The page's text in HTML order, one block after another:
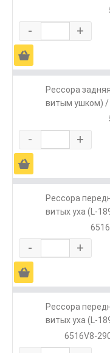
- +
Ä
Рессора
витым ушком)
- +
Ä
Рессора
витых уха (L-
- +
Ä
Рессора
витых уха (L-
6516V8-